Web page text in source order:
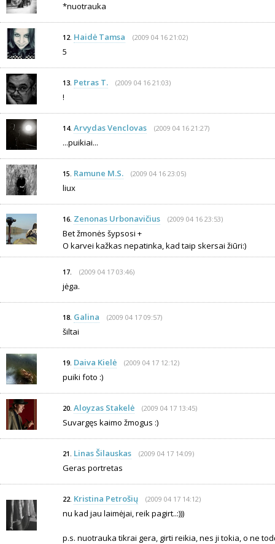
*nuotrauka
12. Haidė Tamsa (2009 04 16 21:02)
5
13. Petras T. (2009 04 16 21:03)
!
14. Arvydas Venclovas (2009 04 16 21:27)
...puikiai...
15. Ramune M.S. (2009 04 16 23:05)
liux
16. Zenonas Urbonavičius (2009 04 16 23:53)
Bet žmonės šypsosi +
O karvei kažkas nepatinka, kad taip skersai žiūri:)
17. (2009 04 17 03:46)
jėga.
18. Galina (2009 04 17 09:57)
šiltai
19. Daiva Kielė (2009 04 17 12:12)
puiki foto :)
20. Aloyzas Stakelė (2009 04 17 13:45)
Suvargęs kaimo žmogus :)
21. Linas Šilauskas (2009 04 17 14:09)
Geras portretas
22. Kristina Petrošių (2009 04 17 14:12)
nu kad jau laimėjai, reik pagirt..:)))
p.s. nuotrauka tikrai gera, girti reikia, nes ji tokia, o ne